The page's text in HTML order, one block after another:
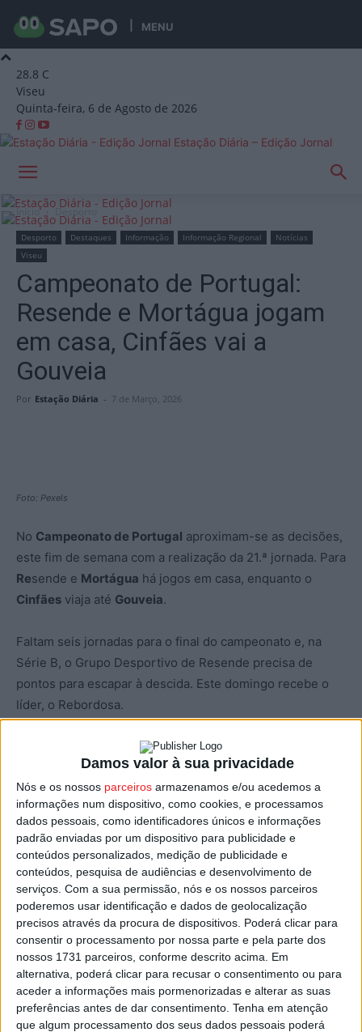
Damos valor à sua privacidade
Nós e os nossos parceiros armazenamos e/ou acedemos a
informações num dispositivo, como cookies, e processamos
dados pessoais, como identificadores únicos e informações
padrão enviadas por um dispositivo para publicidade e
conteúdos personalizados, medição de publicidade e
conteúdos, pesquisa de audiências e desenvolvimento de
serviços. Com a sua permissão, nós e os nossos parceiros
poderemos usar identificação e dados de geolocalização
precisos através da procura de dispositivos. Poderá clicar para
consentir o processamento por nossa parte e pela parte dos
nossos 1731 parceiros, conforme descrito acima. Em
alternativa, poderá clicar para recusar o consentimento ou para
aceder a informações mais pormenorizadas e alterar as suas
preferências antes de dar consentimento. Tenha em atenção
que algum processamento dos seus dados pessoais poderá
MENU
28.8 C
Viseu
Quinta-feira, 6 de Agosto de 2026
Estação Diária – Edição Jornal
Início Desporto
Desporto Destaques Informação Informação Regional
Notícias
Viseu
Campeonato de Portugal:
Resende e Mortágua jogam
em casa, Cinfães vai a
Gouveia
Por Estação Diária - 7 de Março, 2026
Foto: Pexels
No Campeonato de Portugal aproximam-se as decisões,
este fim de semana com a realização da 21.ª jornada. Para
Resende e Mortágua há jogos em casa, enquanto o
Cinfães viaja até Gouveia.
Faltam seis jornadas para o final do campeonato e, na
Série B, o Grupo Desportivo de Resende precisa de
pontos para escapar à descida. Este domingo recebe o
líder, o Rebordosa.
A formação do norte do distrito de Viseu ocupa o 13.º
lugar, com 20 pontos, a quatro dos lugares de
manutenção.
Ainda para a Série B, o Clube Desportivo de Cinfães, que
está no 8.º lugar com 26 pontos, vai jogar no terreno do
lanterna-vermelha, o Desportivo de Gouveia.
Na Série C, o Grupo Desportivo de Mortágua recebe este
domingo o Centro Desportivo de Fátima.
A formação do distrito de Viseu está na luta pelo acesso à
Fase de Subida, ocupando atualmente o quarto lugar, a
três pontos do segundo classificado, o Benfica de